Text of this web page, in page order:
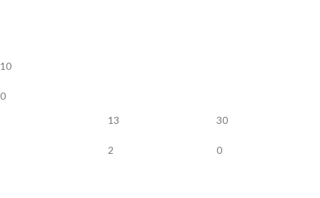
10
0
13
2
30
0